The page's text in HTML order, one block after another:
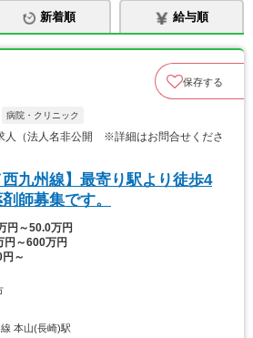
新着順 給与順
保存する
病院・クリニック
人（法人名非公開 ※詳細はお問合せくださ
西九州線】最寄り駅より徒歩4
師募集です。
円～50.0万円
円～600万円
円～
本山(長崎)駅